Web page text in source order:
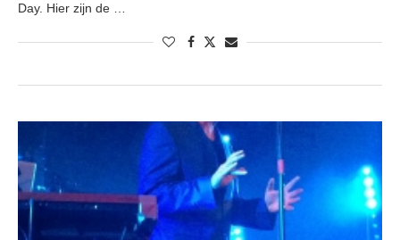
Day. Hier zijn de …